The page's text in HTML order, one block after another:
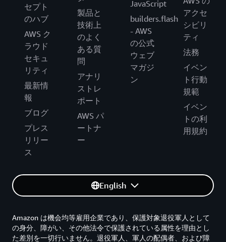
セプト
のハブ
AWS ク
ラウド
セキュ
リティ
最新情
報
ブログ
プレス
リリー
ス
製品と
技術上
のよく
ある質
問
アナリ
ストレ
ポート
AWS パ
ートナ
ー
JavaScript
builders.flash
- AWS
の公式
ウェブ
マガジ
ン
アクセ
シビリ
ティ
法務
イベン
ト行動
規範
イベン
トの利
用規約
English
Amazon は機会均等雇用企業であり、保護対象退役軍人として
の身分、障がい、その他法令で保護されている属性を理由とし
た差別を一切行いません。退役軍人、軍人の配偶者、および障